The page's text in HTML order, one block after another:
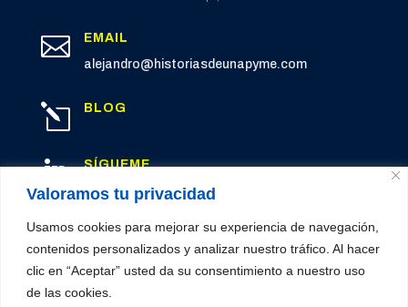
Valoramos tu privacidad
Usamos cookies para mejorar su experiencia de navegación,
contenidos personalizados y analizar nuestro tráfico. Al hacer
clic en “Aceptar” usted da su consentimiento a nuestro uso
de las cookies.

EMAIL
alejandro@historiasdeunapyme.com
l BLOG
 SÍGUEME
LinkedIn
© 2026 Historias de una PYME